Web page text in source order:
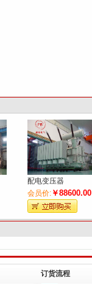
配电变压器
会员价:￥88600.00
订货流程